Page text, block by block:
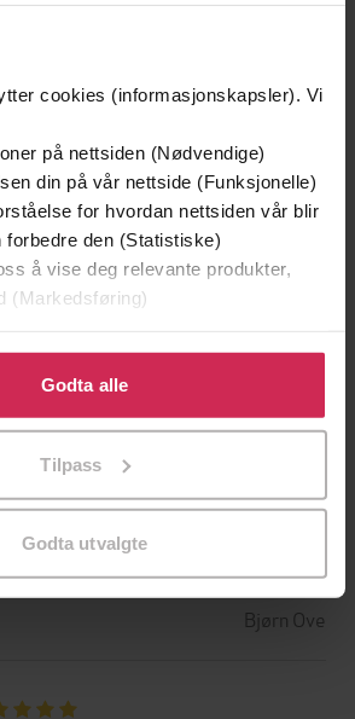
cookies (informasjonskapsler). Vi
på nettsiden (Nødvendige)
din på vår nettside (Funksjonelle)
for hvordan nettsiden vår blir
den (Statistiske)
å vise deg relevante produkter,
(Markedsføring)
for å gi oss ditt samtykke til å
disse formålene. Du kan også
til spesifikke formål ved å klikke
Godta alle
Tilpass
Godta utvalgte
Per Arne
Inger
Bjørn Ove